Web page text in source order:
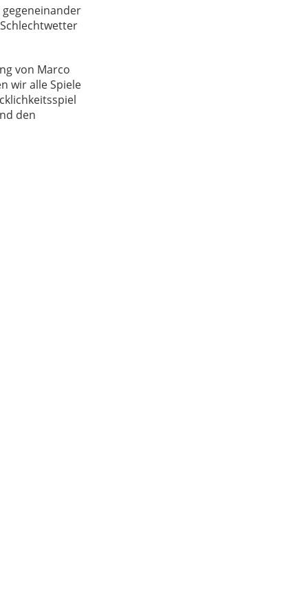
von Marco
wir alle Spiele
den